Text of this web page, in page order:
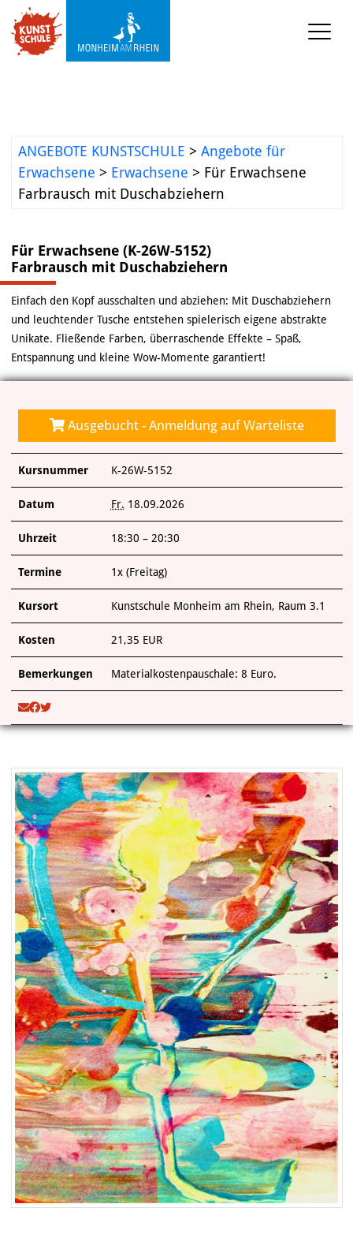
KUNSTWERKSTATT TURMSTRASSE
ÜBER UNS
ANGEBOTE KUNSTSCHULE > Angebote für
Erwachsene > Erwachsene > Für Erwachsene
Farbrausch mit Duschabziehern
Für Erwachsene (K-26W-5152)
Farbrausch mit Duschabziehern
Einfach den Kopf ausschalten und abziehen: Mit Duschabziehern
und leuchtender Tusche entstehen spielerisch eigene abstrakte
Unikate. Fließende Farben, überraschende Effekte – Spaß,
Entspannung und kleine Wow-Momente garantiert!
Ausgebucht - Anmeldung auf Warteliste
Kursnummer K-26W-5152
Datum Fr. 18.09.2026
Uhrzeit 18:30 – 20:30
Termine 1x (Freitag)
Kursort Kunstschule Monheim am Rhein, Raum 3.1
Kosten 21,35 EUR
Bemerkungen Materialkostenpauschale: 8 Euro.